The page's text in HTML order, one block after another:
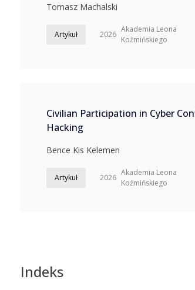
Tomasz Machalski
Artykuł 2026
Akademia Leona
Koźmińskiego
Civilian Participation in Cyber
Hacking
Bence Kis Kelemen
Artykuł 2026
Akademia Leona
Koźmińskiego
Indeks